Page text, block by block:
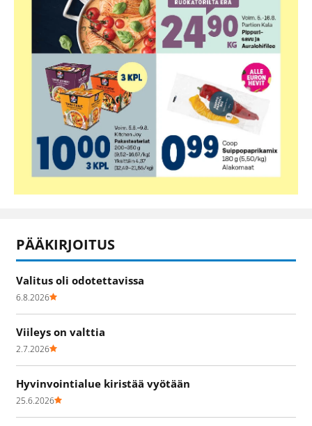
PÄÄKIRJOITUS
Valitus oli odotettavissa
6.8.2026
Viileys on valttia
2.7.2026
Hyvinvointialue kiristää vyötään
25.6.2026